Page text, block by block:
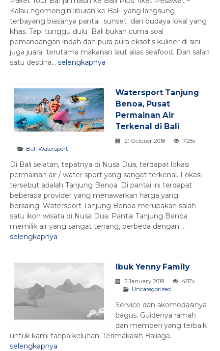
Kalau ngomongin liburan ke Bali yang langsung
terbayang biasanya pantai sunset dan budaya lokal yang
khas. Tapi tunggu dulu Bali bukan cuma soal
pemandangan indah dan pura pura eksotis kuliner di sini
juga juara terutama makanan laut alias seafood. Dan salah
satu destina... selengkapnya
Watersport Tanjung
Benoa, Pusat
Permainan Air
Terkenal di Bali
21 October 2018
728x
Bali Watersport
Di Bali selatan, tepatnya di Nusa Dua, terdapat lokasi
permainan air / water sport yang sangat terkenal. Lokasi
tersebut adalah Tanjung Benoa. Di pantai ini terdapat
beberapa provider yang menawarkan harga yang
bersaing. Watersport Tanjung Benoa merupakan salah
satu ikon wisata di Nusa Dua. Pantai Tanjung Benoa
memilik air yang sangat tenang, berbeda dengan ...
selengkapnya
Ibuk Yenny Family
3 January 2019
487x
Uncategorized
Service dan akomodasinya
bagus. Guidenya ramah
dan memberi yang terbaik
untuk kami tanpa keluhan. Terimakasih Baliaga.
selengkapnya